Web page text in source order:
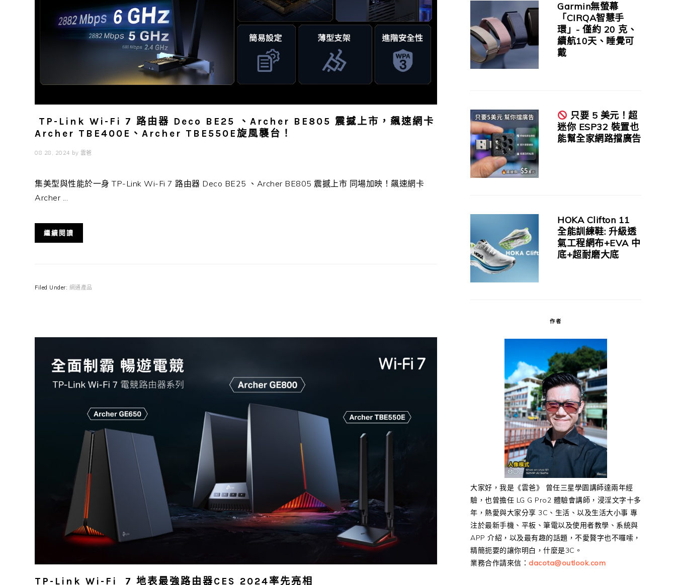
TP-Link Wi-Fi 7 路由器 Deco BE25 、Archer BE805 震撼上市，飆速網卡
Archer TBE400E、Archer TBE550E旋風襲台！
08 28, 2024 by 雲爸
集美型與性能於一身 TP-Link Wi-Fi 7 路由器 Deco BE25 、Archer BE805 震撼上市 同場加映！飆速網卡
Archer ...
繼續閱讀
Filed Under: 網通產品
TP-Link Wi-Fi 7 地表最強路由器CES 2024率先亮相
Garmin無螢幕
「CIRQA智慧手
環」- 僅約 20 克、
續航10天、睡覺可
戴
只要 5 美元！超
迷你 ESP32 裝置也
能幫全家網路擋廣告
HOKA Clifton 11
全能訓練鞋: 升級透
氣工程網布+EVA 中
底+超耐磨大底
作者
大家好，我是《雲爸》 曾任三星學園講師達兩年經
驗，也曾擔任 LG G Pro2 體驗會講師，浸淫文字十多
年，熱愛與大家分享 3C、生活、以及生活大小事 專
注於最新手機、平板、筆電以及使用者教學、系統與
APP 介紹，以及最有趣的話題，不愛贅字也不囉嗦，
精簡扼要的讓你明白，什麼是3C。
業務合作請來信： dacota@outlook.com